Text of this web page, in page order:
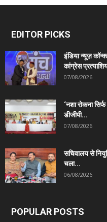
EDITOR PICKS
इंडिया न्यूज़
कांग्रेस
07/08/2026
‘नशा रोकना
डीजीपी...
07/08/2026
सचिवालय से
चला...
06/08/2026
POPULAR POSTS